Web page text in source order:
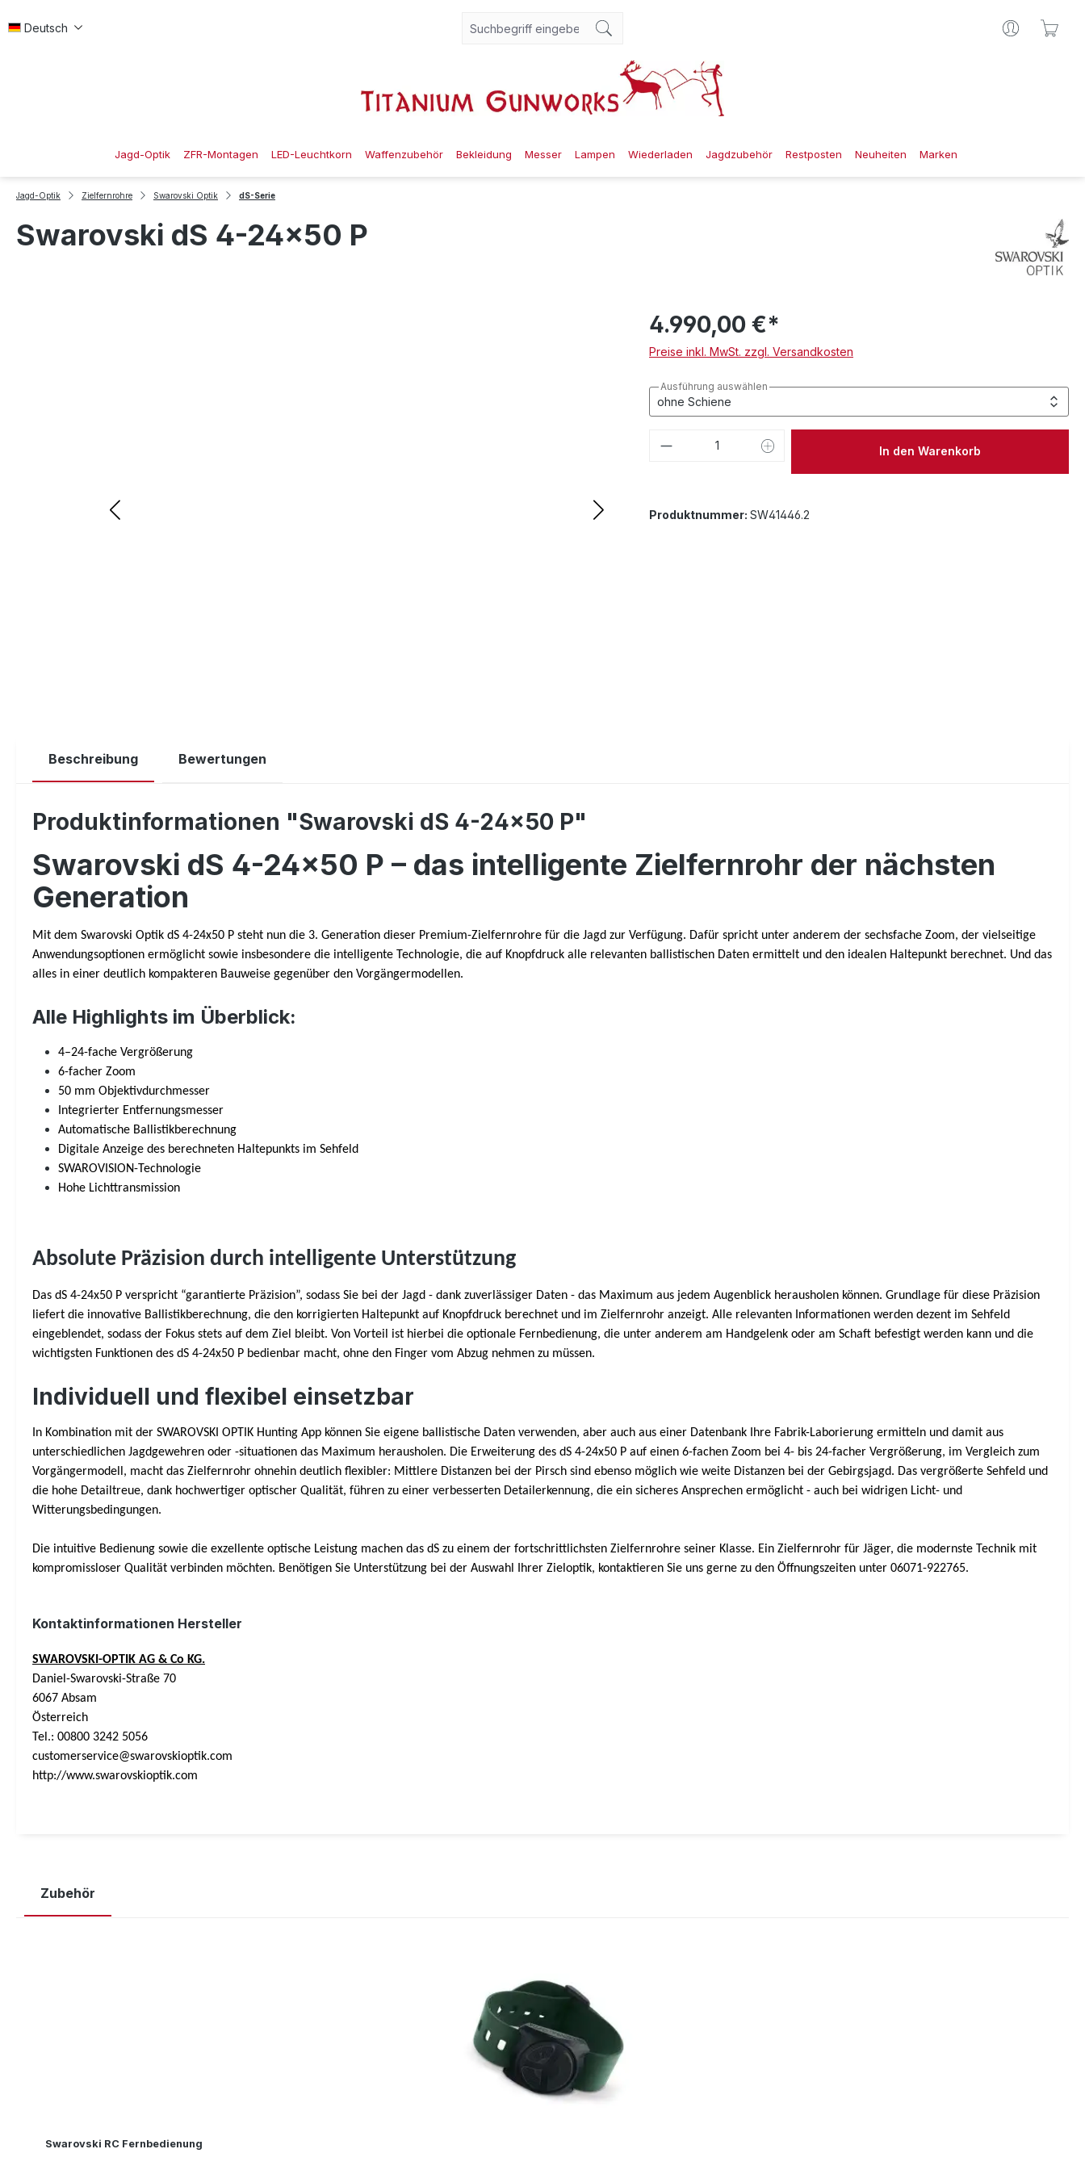
Deutsch
Jagd-Optik ZFR-Montagen LED-Leuchtkorn Waffenzubehör Bekleidung Messer Lampen Wiederladen Jagdzubehör Restposten Neuheiten Marken
Jagd-Optik Zielfernrohre Swarovski Optik dS-Serie
Swarovski dS 4-24x50 P
4.990,00 €*
Preise inkl. MwSt. zzgl. Versandkosten
Ausführung auswählen
Produkt Anzahl: Gib den gewünschten Wert
In den Warenkorb
Produktnummer: SW41446.2
Beschreibung Bewertungen
Produktinformationen "Swarovski dS 4-24x50 P"
Swarovski dS 4-24x50 P – das intelligente Zielfernrohr der nächsten
Generation
Mit dem Swarovski Optik dS 4-24x50 P steht nun die 3. Generation dieser Premium-Zielfernrohre für die Jagd zur Verfügung. Dafür spricht unter anderem der sechsfache Zoom, der vielseitige
Anwendungsoptionen ermöglicht sowie insbesondere die intelligente Technologie, die auf Knopfdruck alle relevanten ballistischen Daten ermittelt und den idealen Haltepunkt berechnet. Und das
alles in einer deutlich kompakteren Bauweise gegenüber den Vorgängermodellen.
Alle Highlights im Überblick:
4–24-fache Vergrößerung
6-facher Zoom
50 mm Objektivdurchmesser
Integrierter Entfernungsmesser
Automatische Ballistikberechnung
Digitale Anzeige des berechneten Haltepunkts im Sehfeld
SWAROVISION-Technologie
Hohe Lichttransmission
Absolute Präzision durch intelligente Unterstützung
Das dS 4-24x50 P verspricht “garantierte Präzision”, sodass Sie bei der Jagd - dank zuverlässiger Daten - das Maximum aus jedem Augenblick herausholen können. Grundlage für diese Präzision
liefert die innovative Ballistikberechnung, die den korrigierten Haltepunkt auf Knopfdruck berechnet und im Zielfernrohr anzeigt. Alle relevanten Informationen werden dezent im Sehfeld
eingeblendet, sodass der Fokus stets auf dem Ziel bleibt. Von Vorteil ist hierbei die optionale Fernbedienung, die unter anderem am Handgelenk oder am Schaft befestigt werden kann und die
wichtigsten Funktionen des dS 4-24x50 P bedienbar macht, ohne den Finger vom Abzug nehmen zu müssen.
Individuell und flexibel einsetzbar
In Kombination mit der SWAROVSKI OPTIK Hunting App können Sie eigene ballistische Daten verwenden, aber auch aus einer Datenbank Ihre Fabrik-Laborierung ermitteln und damit aus
unterschiedlichen Jagdgewehren oder -situationen das Maximum herausholen. Die Erweiterung des dS 4-24x50 P auf einen 6-fachen Zoom bei 4- bis 24-facher Vergrößerung, im Vergleich zum
Vorgängermodell, macht das Zielfernrohr ohnehin deutlich flexibler: Mittlere Distanzen bei der Pirsch sind ebenso möglich wie weite Distanzen bei der Gebirgsjagd. Das vergrößerte Sehfeld und
die hohe Detailtreue, dank hochwertiger optischer Qualität, führen zu einer verbesserten Detailerkennung, die ein sicheres Ansprechen ermöglicht - auch bei widrigen Licht- und
Witterungsbedingungen.
Die intuitive Bedienung sowie die exzellente optische Leistung machen das dS zu einem der fortschrittlichsten Zielfernrohre seiner Klasse. Ein Zielfernrohr für Jäger, die modernste Technik mit
kompromissloser Qualität verbinden möchten. Benötigen Sie Unterstützung bei der Auswahl Ihrer Zieloptik, kontaktieren Sie uns gerne zu den Öffnungszeiten unter 06071-922765.
Kontaktinformationen Hersteller
SWAROVSKI-OPTIK AG & Co KG.
Daniel-Swarovski-Straße 70
6067 Absam
Österreich
Tel.: 00800 3242 5056
customerservice@swarovskioptik.com
http://www.swarovskioptik.com
Zubehör
Swarovski RC Fernbedienung